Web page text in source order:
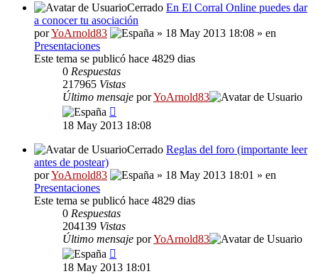
Cerrado En El Corral Online puedes dar
a conocer tu asociación
porYoArnold83
» 18 May 2013 18:08 » en
Presentaciones
Este tema se publicó hace 4829 dias
0 Respuestas
217965 Vistas
Último mensaje porYoArnold83
18 May 2013 18:08
Cerrado Reglas del foro (importante leer
antes de postear)
porYoArnold83
» 18 May 2013 18:01 » en
Presentaciones
Este tema se publicó hace 4829 dias
0 Respuestas
204139 Vistas
Último mensaje porYoArnold83
18 May 2013 18:01